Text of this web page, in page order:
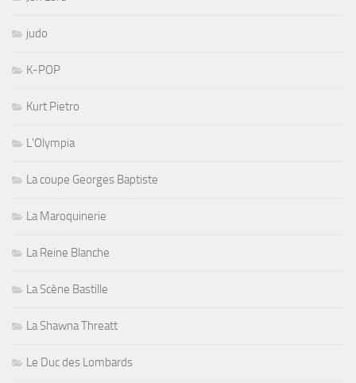
judo
K-POP
Kurt Pietro
L'Olympia
La coupe Georges Baptiste
La Maroquinerie
La Reine Blanche
La Scène Bastille
La Shawna Threatt
Le Duc des Lombards